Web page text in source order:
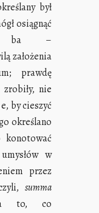
był
osiągnąć
ba –
założenia
prawdę
nie
by cieszyć
określano
w
przez
summa
to, co